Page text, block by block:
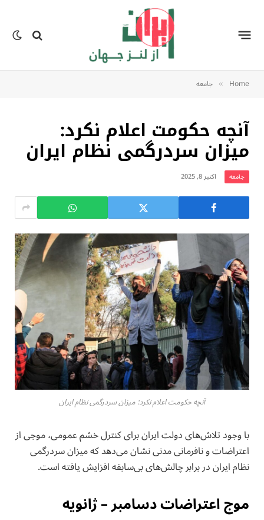
Home
» جامعه
آنچه حکومت اعلام نکرد:
میزان سردرگمی نظام ایران
جامعه اکتبر 8, 2025
آنچه حکومت اعلام نکرد: میزان سردرگمی نظام ایران
با وجود تلاش‌های دولت ایران برای کنترل خشم عمومی، موجی از
اعتراضات و نافرمانی مدنی نشان می‌دهد که میزان سردرگمی
نظام ایران در برابر چالش‌های بی‌سابقه افزایش یافته است.
موج اعتراضات دسامبر – ژانویه